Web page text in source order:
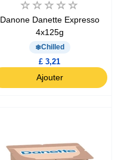
Danone Danette Expresso
4x125g
Chilled
£ 3,21
Ajouter